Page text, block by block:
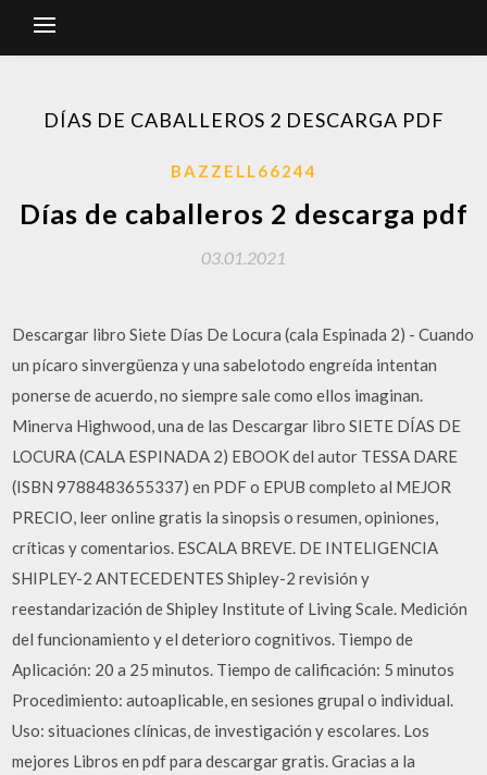
DÍAS DE CABALLEROS 2 DESCARGA PDF
BAZZELL66244
Días de caballeros 2 descarga pdf
03.01.2021
Descargar libro Siete Días De Locura (cala Espinada 2) - Cuando
un pícaro sinvergüenza y una sabelotodo engreída intentan
ponerse de acuerdo, no siempre sale como ellos imaginan.
Minerva Highwood, una de las Descargar libro SIETE DÍAS DE
LOCURA (CALA ESPINADA 2) EBOOK del autor TESSA DARE
(ISBN 9788483655337) en PDF o EPUB completo al MEJOR
PRECIO, leer online gratis la sinopsis o resumen, opiniones,
críticas y comentarios. ESCALA BREVE. DE INTELIGENCIA
SHIPLEY-2 ANTECEDENTES Shipley-2 revisión y
reestandarización de Shipley Institute of Living Scale. Medición
del funcionamiento y el deterioro cognitivos. Tiempo de
Aplicación: 20 a 25 minutos. Tiempo de calificación: 5 minutos
Procedimiento: autoaplicable, en sesiones grupal o individual.
Uso: situaciones clínicas, de investigación y escolares. Los
mejores Libros en pdf para descargar gratis. Gracias a la